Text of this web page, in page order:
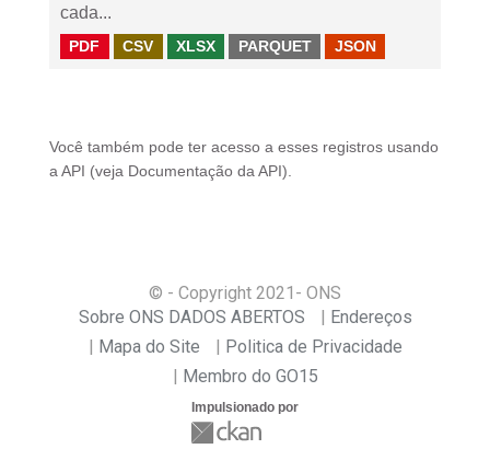
cada...
PDF CSV XLSX PARQUET JSON
Você também pode ter acesso a esses registros usando
a API (veja Documentação da API ).
© - Copyright 2021 - ONS
Sobre ONS DADOS ABERTOS
Endereços
Mapa do Site
Politica de Privacidade
Membro do GO15
Impulsionado por